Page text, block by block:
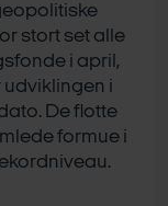
stort set alle
i april,
i
De flotte
formue i